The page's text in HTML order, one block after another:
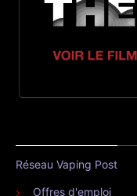
Réseau Vaping Post
Offres d'emploi